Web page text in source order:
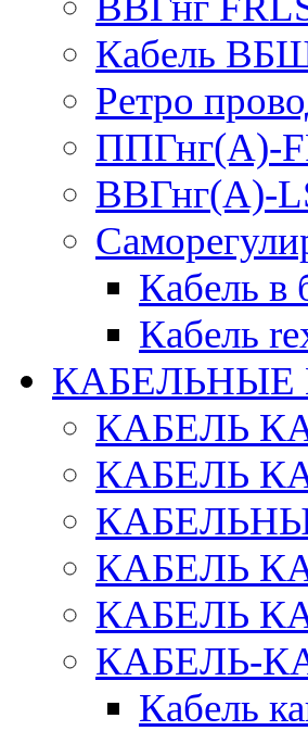
Кабель
Ретро
ППГнг(А)-
ВВГнг(А)-
Кабель в
Кабель
КАБЕЛЬ
КАБЕЛЬ
КАБЕЛЬ
КАБЕЛЬ
КАБЕЛЬ-
Кабель